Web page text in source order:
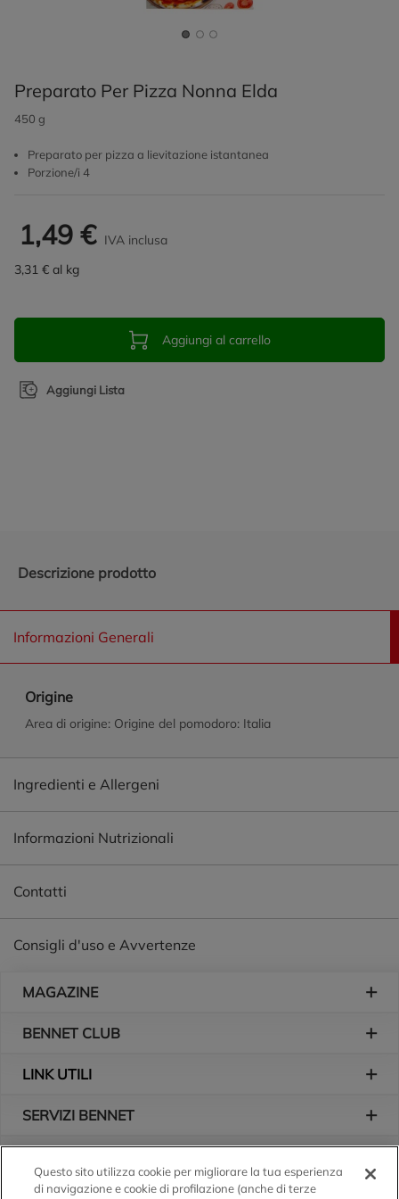
Preparato Per Pizza Nonna Elda
450 g
Preparato per pizza a lievitazione istantanea
Porzione/i 4
1,49 € IVA inclusa
3,31 € al kg
Aggiungi al carrello
Aggiungi Lista
Descrizione prodotto
Informazioni Generali
Origine
Area di origine: Origine del pomodoro: Italia
Ingredienti e Allergeni
Informazioni Nutrizionali
Contatti
Consigli d'uso e Avvertenze
MAGAZINE
BENNET CLUB
LINK UTILI
SERVIZI BENNET
Questo sito utilizza cookie per migliorare la tua esperienza
di navigazione e cookie di profilazione (anche di terze